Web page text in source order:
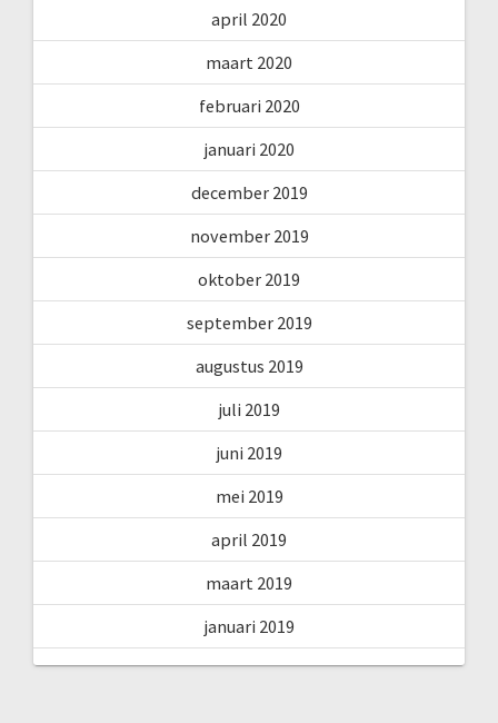
april 2020
maart 2020
februari 2020
januari 2020
december 2019
november 2019
oktober 2019
september 2019
augustus 2019
juli 2019
juni 2019
mei 2019
april 2019
maart 2019
januari 2019